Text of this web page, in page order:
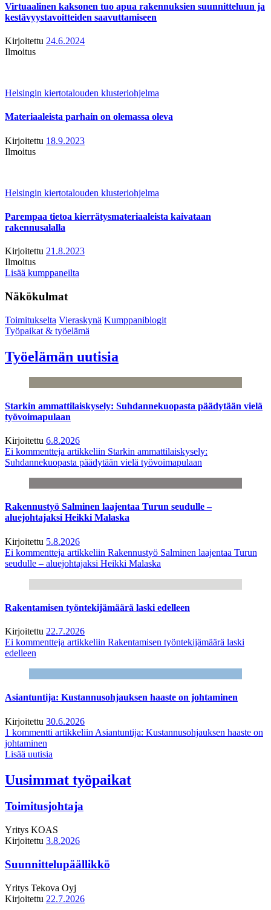
Virtuaalinen kaksonen tuo apua rakennuksien suunnitteluun ja
kestävyystavoitteiden saavuttamiseen
Kirjoitettu 24.6.2024
Ilmoitus
Helsingin kiertotalouden klusteriohjelma
Materiaaleista parhain on olemassa oleva
Kirjoitettu 18.9.2023
Ilmoitus
Helsingin kiertotalouden klusteriohjelma
Parempaa tietoa kierrätysmateriaaleista kaivataan
rakennusalalla
Kirjoitettu 21.8.2023
Ilmoitus
Lisää kumppaneilta
Näkökulmat
Toimitukselta Vieraskynä Kumppaniblogit
Työpaikat & työelämä
Työelämän uutisia
Starkin ammattilaiskysely: Suhdannekuopasta päädytään vielä
työvoimapulaan
Kirjoitettu 6.8.2026
Ei kommentteja artikkeliin Starkin ammattilaiskysely:
Suhdannekuopasta päädytään vielä työvoimapulaan
Rakennustyö Salminen laajentaa Turun seudulle –
aluejohtajaksi Heikki Malaska
Kirjoitettu 5.8.2026
Ei kommentteja artikkeliin Rakennustyö Salminen laajentaa Turun
seudulle – aluejohtajaksi Heikki Malaska
Rakentamisen työntekijämäärä laski edelleen
Kirjoitettu 22.7.2026
Ei kommentteja artikkeliin Rakentamisen työntekijämäärä laski
edelleen
Asiantuntija: Kustannusohjauksen haaste on johtaminen
Kirjoitettu 30.6.2026
1 kommentti artikkeliin Asiantuntija: Kustannusohjauksen haaste on
johtaminen
Lisää uutisia
Uusimmat työpaikat
Toimitusjohtaja
Yritys KOAS
Kirjoitettu 3.8.2026
Suunnittelupäällikkö
Yritys Tekova Oyj
Kirjoitettu 22.7.2026